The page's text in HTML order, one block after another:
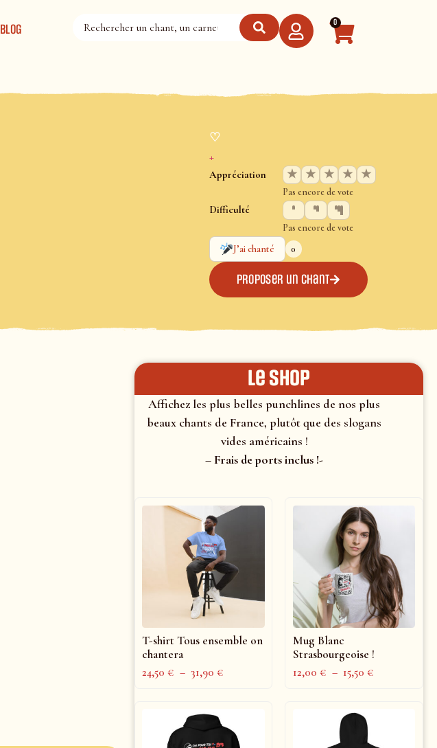
BLOG 0
♡
+
Appréciation ★ ★ ★ ★ ★
Pas encore de vote
Difficulté
Pas encore de vote
J’ai chanté
0
Proposer un chant
le shop
Affichez les plus belles punchlines de nos plus
beaux chants de France, plutôt que des slogans
vides américains !
– Frais de ports inclus !-
T-shirt Tous ensemble on
chantera
24,50€ – 31,90€
Mug Blanc
Strasbourgeoise !
12,00€ – 15,50€